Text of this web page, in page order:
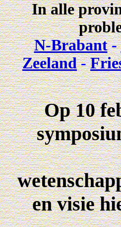
In alle
N-Brabant-
Zeeland-
Op 10
en visie